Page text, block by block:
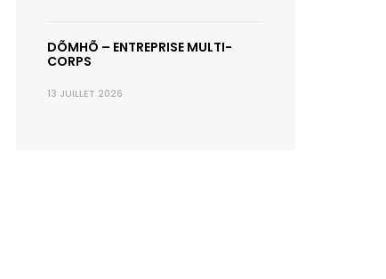
DÕMHÕ – ENTREPRISE MULTI-
CORPS
13 JUILLET 2026